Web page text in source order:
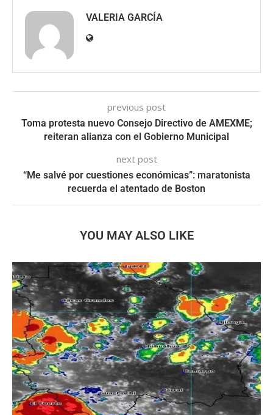
VALERIA GARCÍA
previous post
Toma protesta nuevo Consejo Directivo de AMEXME;
reiteran alianza con el Gobierno Municipal
next post
“Me salvé por cuestiones económicas”: maratonista
recuerda el atentado de Boston
YOU MAY ALSO LIKE